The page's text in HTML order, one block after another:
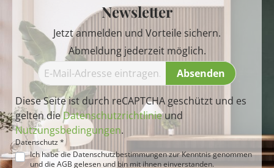
Newsletter
Jetzt anmelden und Vorteile sichern.
Abmeldung jederzeit möglich.
Absenden
Diese Seite ist durch reCAPTCHA geschützt und es
gelten dieDatenschutzrichtlinieund
Nutzungsbedingungen.
Datenschutz *
Ich habe die Datenschutzbestimmungenzur Kenntnis genommen
und die AGB gelesen und bin mit ihnen einverstanden.